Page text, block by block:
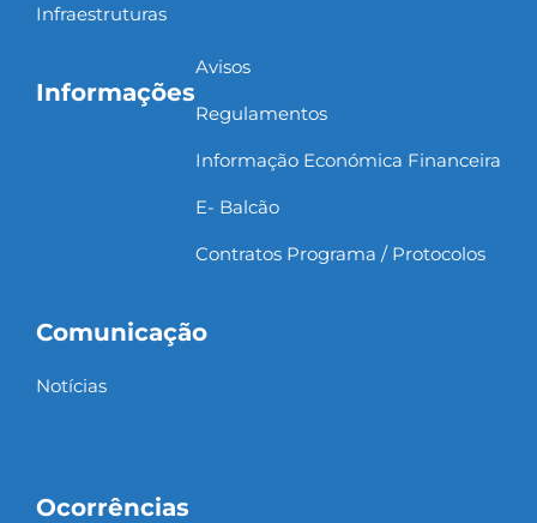
Infraestruturas
Informações
Avisos
Regulamentos
Informação Económica Financeira
E- Balcão
Contratos Programa / Protocolos
Comunicação
Notícias
Ocorrências